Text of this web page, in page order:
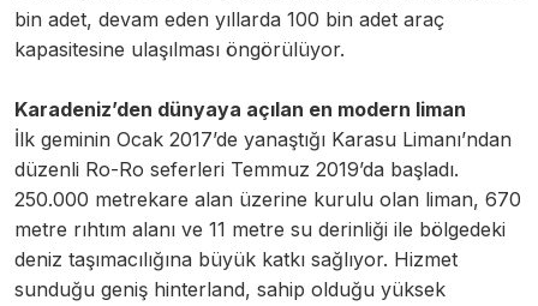
bin adet, devam eden yıllarda 100 bin adet araç
kapasitesine ulaşılması öngörülüyor.
Karadeniz’den dünyaya açılan en modern liman
İlk geminin Ocak 2017’de yanaştığı Karasu Limanı’ndan
düzenli Ro-Ro seferleri Temmuz 2019’da başladı.
250.000 metrekare alan üzerine kurulu olan liman, 670
metre rıhtım alanı ve 11 metre su derinliği ile bölgedeki
deniz taşımacılığına büyük katkı sağlıyor. Hizmet
sunduğu geniş hinterland, sahip olduğu yüksek